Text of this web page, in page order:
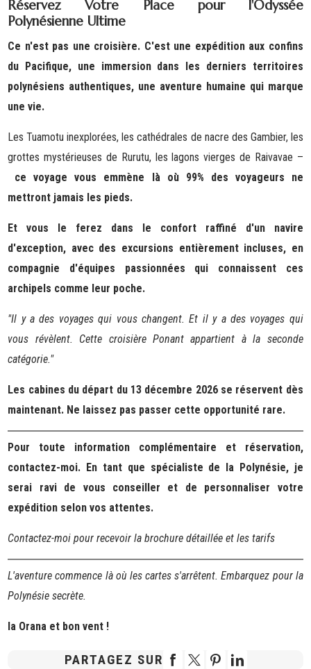
Réservez Votre Place pour l'Odyssée
Polynésienne Ultime
Ce n'est pas une croisière. C'est une expédition aux confins
du Pacifique, une immersion dans les derniers territoires
polynésiens authentiques, une aventure humaine qui marque
une vie.
Les Tuamotu inexplorées, les cathédrales de nacre des Gambier, les
grottes mystérieuses de Rurutu, les lagons vierges de Raivavae –
ce voyage vous emmène là où 99% des voyageurs ne
mettront jamais les pieds.
Et vous le ferez dans le confort raffiné d'un navire
d'exception, avec des excursions entièrement incluses, en
compagnie d'équipes passionnées qui connaissent ces
archipels comme leur poche.
"Il y a des voyages qui vous changent. Et il y a des voyages qui
vous révèlent. Cette croisière Ponant appartient à la seconde
catégorie."
Les cabines du départ du 13 décembre 2026 se réservent dès
maintenant. Ne laissez pas passer cette opportunité rare.
Pour toute information complémentaire et réservation,
contactez-moi. En tant que spécialiste de la Polynésie, je
serai ravi de vous conseiller et de personnaliser votre
expédition selon vos attentes.
Contactez-moi pour recevoir la brochure détaillée et les tarifs
L'aventure commence là où les cartes s'arrêtent. Embarquez pour la
Polynésie secrète.
Ia Orana et bon vent !
PARTAGEZ SUR